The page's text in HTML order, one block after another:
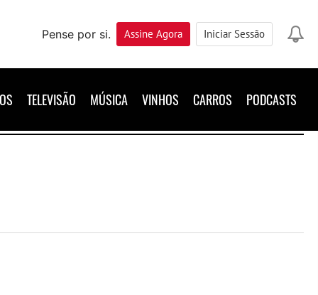
Pense por si.
Assine Agora Iniciar Sessão
TELEVISÃO MÚSICA VINHOS CARROS PODCASTS